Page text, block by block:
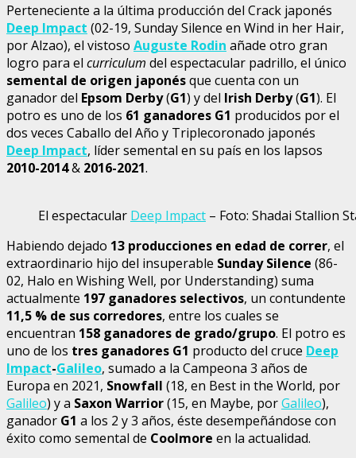
Perteneciente a la última producción del Crack japonés
Deep Impact (02-19, Sunday Silence en Wind in her Hair,
por Alzao), el vistoso Auguste Rodin añade otro gran
logro para el curriculum del espectacular padrillo, el único
semental de origen japonésque cuenta con un
ganador del Epsom Derby(G1) y del Irish Derby(G1). El
potro es uno de los 61 ganadores G1 producidos por el
dos veces Caballo del Año y Triplecoronado japonés
Deep Impact, líder semental en su país en los lapsos
2010-2014& 2016-2021.
El espectacular Deep Impact – Foto: Shadai Stallion
Habiendo dejado 13 producciones en edad de correr, el
extraordinario hijo del insuperable Sunday Silence (86-
02, Halo en Wishing Well, por Understanding) suma
actualmente 197 ganadores selectivos, un contundente
11,5 % de sus corredores, entre los cuales se
encuentran 158 ganadores de grado/grupo. El potro es
uno de los tres ganadores G1 producto del cruce Deep
Impact-Galileo, sumado a la Campeona 3 años de
Europa en 2021, Snowfall (18, en Best in the World, por
Galileo) y a Saxon Warrior(15, en Maybe, porGalileo),
ganador G1 a los 2 y 3 años, éste desempeñándose con
éxito como semental de Coolmore en la actualidad.